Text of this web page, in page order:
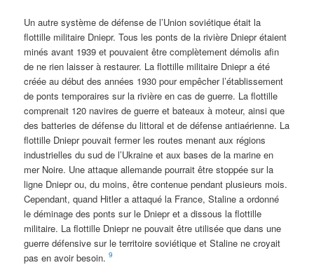
Un autre système de défense de l’Union soviétique était la
flottille militaire Dniepr. Tous les ponts de la rivière Dniepr étaient
minés avant 1939 et pouvaient être complètement démolis afin
de ne rien laisser à restaurer. La flottille militaire Dniepr a été
créée au début des années 1930 pour empêcher l’établissement
de ponts temporaires sur la rivière en cas de guerre. La flottille
comprenait 120 navires de guerre et bateaux à moteur, ainsi que
des batteries de défense du littoral et de défense antiaérienne. La
flottille Dniepr pouvait fermer les routes menant aux régions
industrielles du sud de l’Ukraine et aux bases de la marine en
mer Noire. Une attaque allemande pourrait être stoppée sur la
ligne Dniepr ou, du moins, être contenue pendant plusieurs mois.
Cependant, quand Hitler a attaqué la France, Staline a ordonné
le déminage des ponts sur le Dniepr et a dissous la flottille
militaire. La flottille Dniepr ne pouvait être utilisée que dans une
guerre défensive sur le territoire soviétique et Staline ne croyait
pas en avoir besoin.9